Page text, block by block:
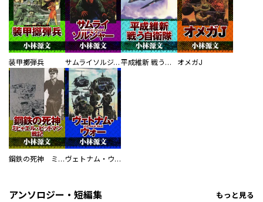
装甲擲弾兵 サムライソルジャー SAMURAI SOLDIER 平成維新 戦う自衛隊 オメガJ
鋼鉄の死神 ミヒャエル・ビットマン戦記 ヴェトナム・ウォー VIETNAM WAR
アンソロジー・短編集 もっと見る